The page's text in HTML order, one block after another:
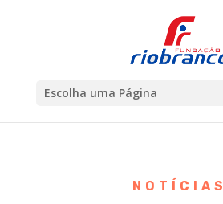
Escolha uma Página
NOTÍCIAS